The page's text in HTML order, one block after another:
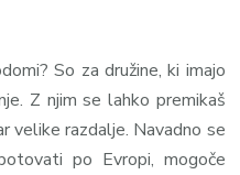
So za družine, ki imajo
Z njim se lahko premikaš
velike razdalje. Navadno se
po Evropi, mogoče